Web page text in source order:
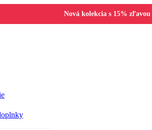
Nová kolekcia s 15% zľavou